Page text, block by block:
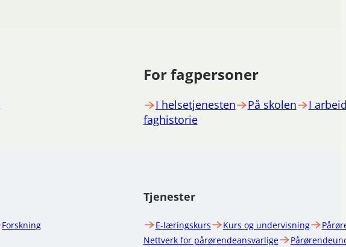
For fagpersoner
I helsetjenesten På skolen
I
faghistorie
Forskning
Tjenester
E-læringskurs Kurs og undervisning
Nettverk for pårørendeansvarlige